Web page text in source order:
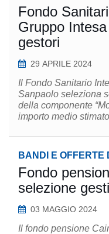
Fondo
Gruppo
gestori
29 APRILE 2024
Il Fondo Sanitario
Sanpaolo seleziona
della componente
importo medio
BANDI E OFFERTE
Fondo
selezione
03 MAGGIO 2024
Il fondo pensione